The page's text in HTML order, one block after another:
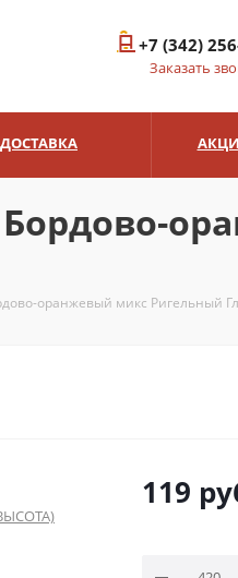
+7 (342)
Заказать
оранжевый микс Ригельный
119